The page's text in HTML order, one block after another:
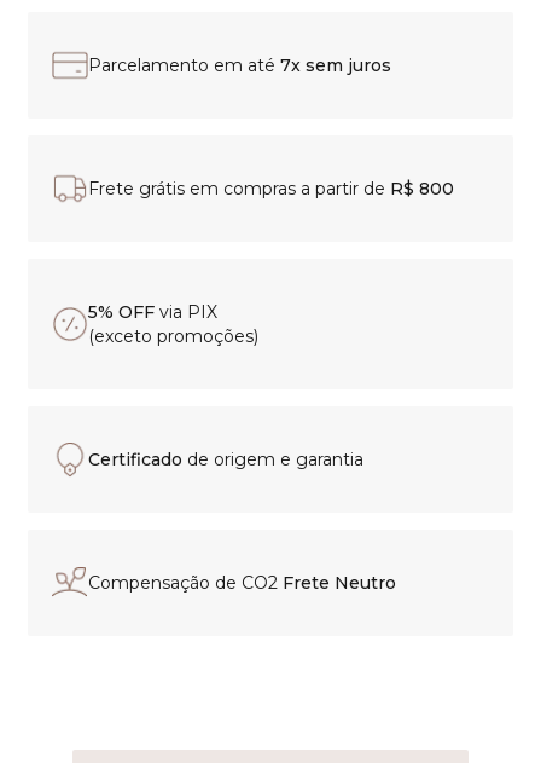
Parcelamento em até 7x sem juros
Frete grátis em compras a partir de R$ 800
5% OFF via PIX
(exceto promoções)
Certificado de origem e garantia
Compensação de CO2 Frete Neutro